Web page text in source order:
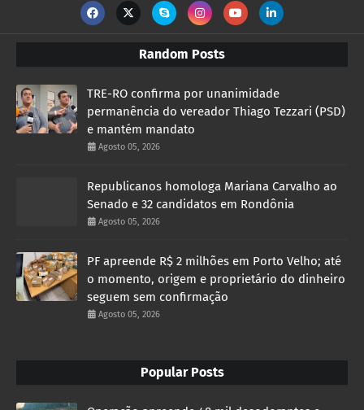
Random Posts
TRE-RO confirma por unanimidade
permanência do vereador Thiago Tezzari (PSD)
e mantém mandato
Agosto 05, 2026
Republicanos homologa Mariana Carvalho ao
Senado e 32 candidatos em Rondônia
Agosto 05, 2026
PF apreende R$ 2 milhões em Porto Velho; até
o momento, origem e proprietário do dinheiro
seguem sem confirmação
Agosto 05, 2026
Popular Posts